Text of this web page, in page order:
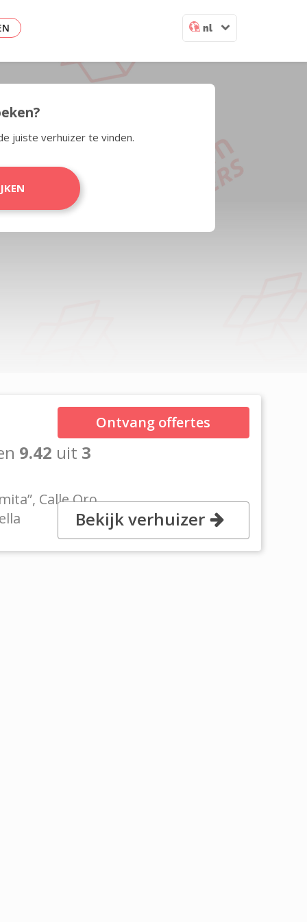
nl
juiste verhuizer te vinden.
9.42 uit 3
Calle Oro
Ontvang offertes
Bekijk verhuizer